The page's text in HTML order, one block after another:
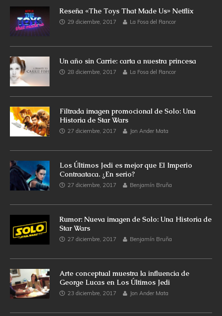
Reseña «The Toys That Made Us» Netflix
29 diciembre, 2017 La Fosa del Rancor
Un año sin Carrie: carta a nuestra princesa
28 diciembre, 2017 La Fosa del Rancor
Filtrada imagen promocional de Solo: Una
Historia de Star Wars
27 diciembre, 2017 Jon Ander Mata
Los Últimos Jedi es mejor que El Imperio
Contraataca. ¿En serio?
27 diciembre, 2017 Benjamín Bruña
Rumor: Nueva imagen de Solo: Una Historia de
Star Wars
27 diciembre, 2017 Benjamín Bruña
Arte conceptual muestra la influencia de
George Lucas en Los Últimos Jedi
23 diciembre, 2017 Jon Ander Mata